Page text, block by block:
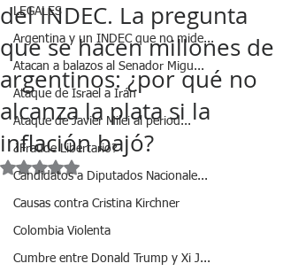
LEGALES
Argentina y un INDEC que no mide...
Atacan a balazos al Senador Migu...
Ataque de Israel a Irán
Ataque de Javier Milei al period...
¿Fraude Libertario?
Candidatos a Diputados Nacionale...
Causas contra Cristina Kirchner
Colombia Violenta
Cumbre entre Donald Trump y Xi J...
del INDEC. La pregunta
que se hacen millones de
argentinos: ¿por qué no
alcanza la plata si la
inflación bajó?
Obtuvo NaN de 5 estrellas.